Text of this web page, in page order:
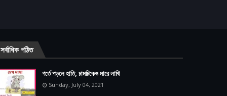
সর্বাধিক পঠিত
গর্তে পড়লে হাতি, চামচিকেও মারে লাথি
Sunday, July 04, 2021